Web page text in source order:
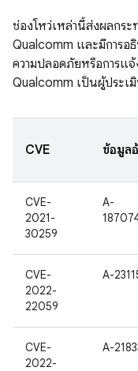
ช่องโหว่เหล่านี้ส่งผลกร
Qualcomm และมีการอธิ
ความปลอดภัยหรือการแ
Qualcomm เป็นผู้ประเ
CVE ข้อมูล
CVE-
2021-
30259
A-
CVE-
2022-
22059
A-
CVE-
2022-
A-